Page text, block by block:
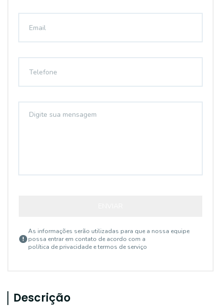
As informações serão utilizadas para que a nossa equipe
possa entrar em contato de acordo com a
política de privacidade e termos de serviço
Descrição